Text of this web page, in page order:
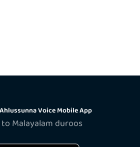
Voice Mobile App
Malayalam duroos